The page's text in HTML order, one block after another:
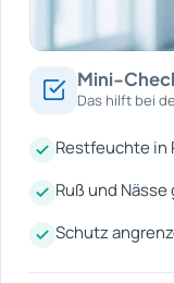
Mini-
Das hilft bei
Restfeuchte in
Ruß und
Schutz